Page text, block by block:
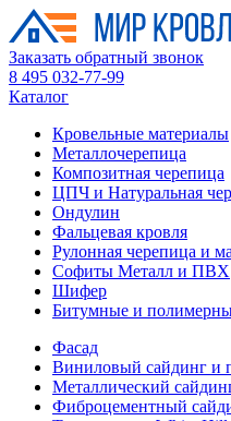
Заказать обратный звонок
8 495 032-77-99
Каталог
Кровельные материалы
Металлочерепица
Композитная черепица
ЦПЧ и Натуральная
Ондулин
Фальцевая кровля
Рулонная черепица и
Софиты Металл и ПВХ
Шифер
Битумные и
Фасад
Виниловый сайдинг и
Металлический
Фиброцементный